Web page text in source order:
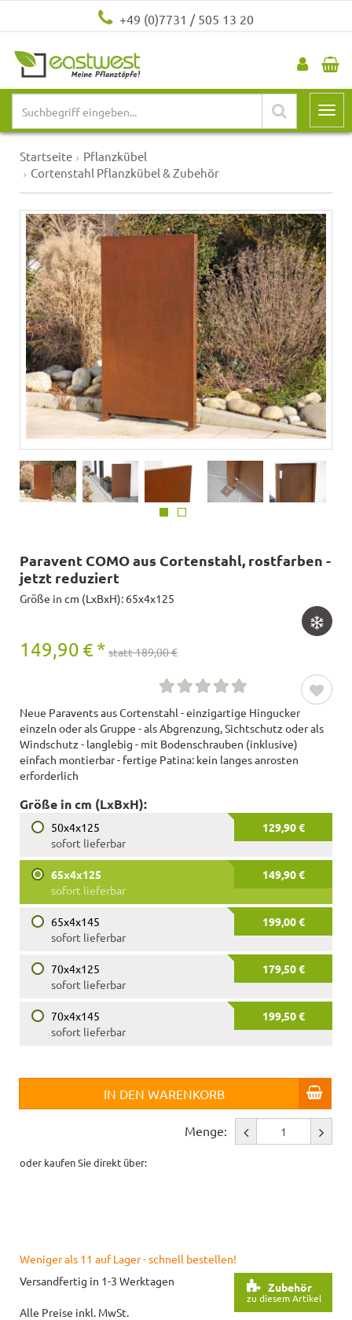
+49 (0)7731 / 505 13 20
Startseite
Pflanzkübel
Cortenstahl Pflanzkübel & Zubehör
Paravent COMO aus Cortenstahl, rostfarben -
jetzt reduziert
Größe in cm (LxBxH): 65x4x125
149,90 € * statt 189,00 €
Neue Paravents aus Cortenstahl - einzigartige Hingucker
einzeln oder als Gruppe - als Abgrenzung, Sichtschutz oder als
Windschutz - langlebig - mit Bodenschrauben (inklusive)
einfach montierbar - fertige Patina: kein langes anrosten
erforderlich
Größe in cm (LxBxH):
50x4x125
129,90 €
sofort lieferbar
65x4x125
149,90 €
sofort lieferbar
65x4x145
199,00 €
sofort lieferbar
70x4x125
179,50 €
sofort lieferbar
70x4x145
199,50 €
sofort lieferbar
IN DEN WARENKORB
Menge:
oder kaufen Sie direkt über:
Weniger als 11 auf Lager - schnell bestellen!
Zubehör
zu diesem Artikel
Versandfertig in 1-3 Werktagen
Alle Preise inkl. MwSt.